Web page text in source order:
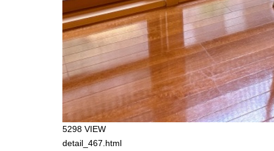
5298 VIEW
detail_467.html